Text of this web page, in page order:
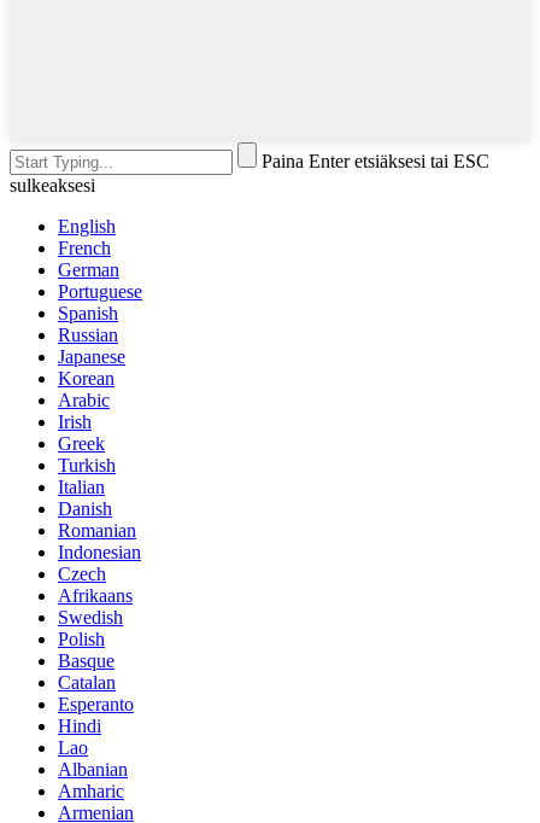
Paina Enter etsiäksesi tai ESC
sulkeaksesi
English
French
German
Portuguese
Spanish
Russian
Japanese
Korean
Arabic
Irish
Greek
Turkish
Italian
Danish
Romanian
Indonesian
Czech
Afrikaans
Swedish
Polish
Basque
Catalan
Esperanto
Hindi
Lao
Albanian
Amharic
Armenian